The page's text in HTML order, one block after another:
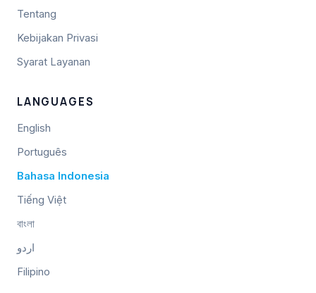
Tentang
Kebijakan Privasi
Syarat Layanan
LANGUAGES
English
Português
Bahasa Indonesia
Tiếng Việt
বাংলা
اردو
Filipino